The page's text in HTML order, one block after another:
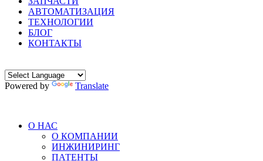
АВТОМАТИЗАЦИЯ
ТЕХНОЛОГИИ
БЛОГ
КОНТАКТЫ
Powered by Translate
О НАС
О КОМПАНИИ
ИНЖИНИРИНГ
ПАТЕНТЫ